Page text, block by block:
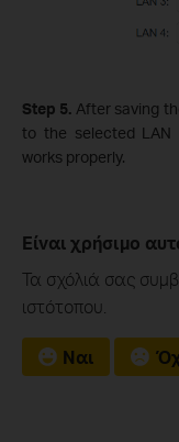
Step 5. After saving
to the selected LAN
works properly.
Είναι χρήσιμο
Τα σχόλιά σας
ιστότοπου.
Ναι